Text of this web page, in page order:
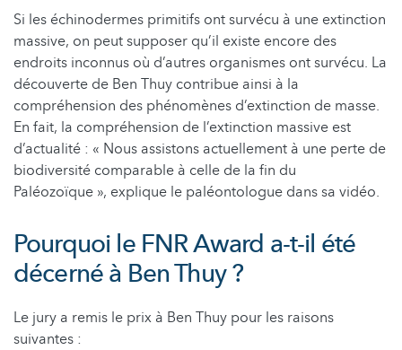
Si les échinodermes primitifs ont survécu à une extinction
massive, on peut supposer qu’il existe encore des
endroits inconnus où d’autres organismes ont survécu. La
découverte de Ben Thuy contribue ainsi à la
compréhension des phénomènes d’extinction de masse.
En fait, la compréhension de l’extinction massive est
d’actualité : « Nous assistons actuellement à une perte de
biodiversité comparable à celle de la fin du
Paléozoïque », explique le paléontologue dans sa vidéo.
Pourquoi le FNR Award a-t-il été
décerné à Ben Thuy ?
Le jury a remis le prix à Ben Thuy pour les raisons
suivantes :